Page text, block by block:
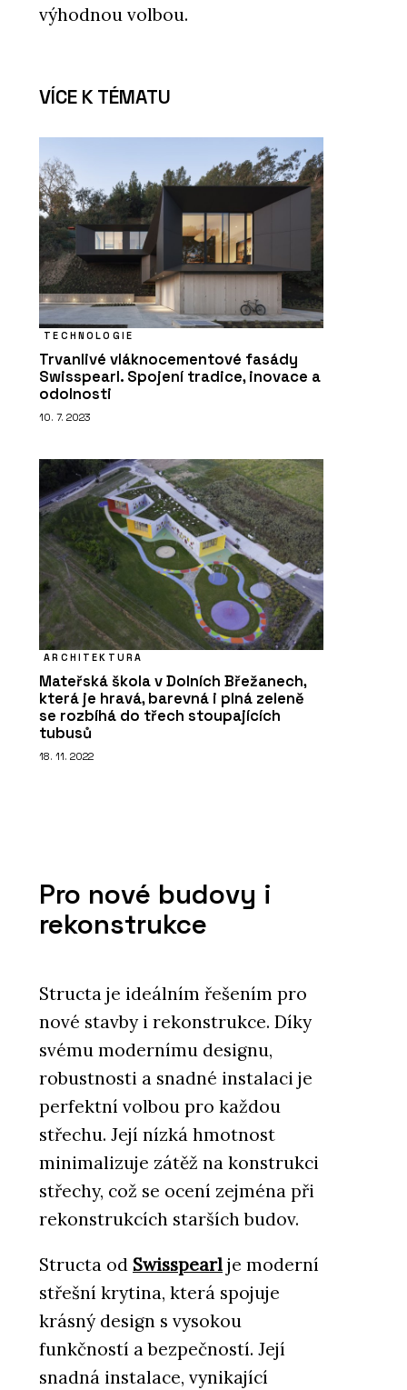
výhodnou volbou.
VÍCE K TÉMATU
TECHNOLOGIE
Trvanlivé vláknocementové fasády
Swisspearl. Spojení tradice, inovace a
odolnosti
10. 7. 2023
ARCHITEKTURA
Mateřská škola v Dolních Břežanech,
která je hravá, barevná i plná zeleně
se rozbíhá do třech stoupajících
tubusů
18. 11. 2022
Pro nové budovy i
rekonstrukce
Structa je ideálním řešením pro
nové stavby i rekonstrukce. Díky
svému modernímu designu,
robustnosti a snadné instalaci je
perfektní volbou pro každou
střechu. Její nízká hmotnost
minimalizuje zátěž na konstrukci
střechy, což se ocení zejména při
rekonstrukcích starších budov.
Structa od Swisspearl je moderní
střešní krytina, která spojuje
krásný design s vysokou
funkčností a bezpečností. Její
snadná instalace, vynikající